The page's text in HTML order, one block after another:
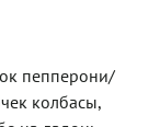
пепперони/
колбасы,